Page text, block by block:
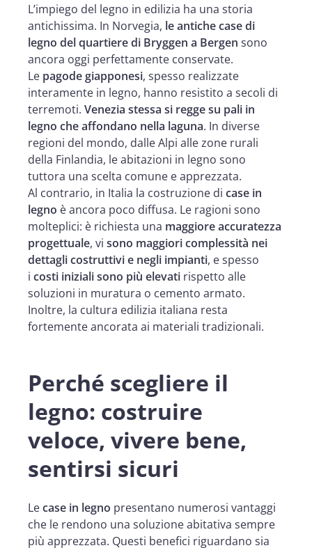
L’impiego del legno in edilizia ha una storia
antichissima. In Norvegia, le antiche case di
legno del quartiere di Bryggen a Bergen sono
ancora oggi perfettamente conservate.
Le pagode giapponesi, spesso realizzate
interamente in legno, hanno resistito a secoli di
terremoti. Venezia stessa si regge su pali in
legno che affondano nella laguna. In diverse
regioni del mondo, dalle Alpi alle zone rurali
della Finlandia, le abitazioni in legno sono
tuttora una scelta comune e apprezzata.
Al contrario, in Italia la costruzione di case in
legno è ancora poco diffusa. Le ragioni sono
molteplici: è richiesta una maggiore accuratezza
progettuale, vi sono maggiori complessità nei
dettagli costruttivi e negli impianti, e spesso
i costi iniziali sono più elevati rispetto alle
soluzioni in muratura o cemento armato.
Inoltre, la cultura edilizia italiana resta
fortemente ancorata ai materiali tradizionali.
Perché scegliere il
legno: costruire
veloce, vivere bene,
sentirsi sicuri
Lecase in legno presentano numerosi vantaggi
che le rendono una soluzione abitativa sempre
più apprezzata. Questi benefici riguardano sia